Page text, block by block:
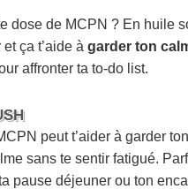
dose de MCPN ? En huile
ça t’aide à garder ton
affronter ta to-do list.
peut t’aider à garder
sans te sentir fatigué.
pause déjeuner ou ton